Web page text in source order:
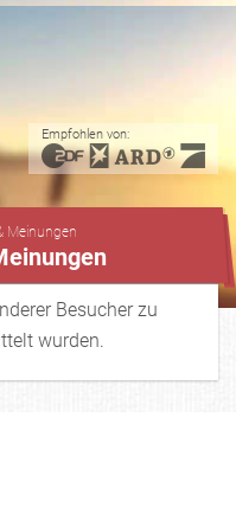
Empfohlen von:
Meinungen
Besucher zu
wurden.